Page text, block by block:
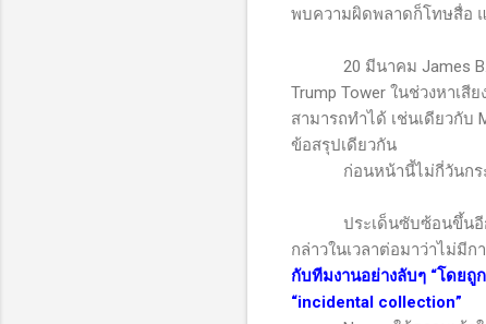
พบความผิดพลาดก็โทษสื่อ
20 มีนาคม James
Trump Tower ในช่วงหาเสีย
สามารถทำได้ เช่นเดียวกับ
ข้อสรุปเดียวกัน
ก่อนหน้านี้ไม่กี่วันก
ประเด็นซับซ้อนขึ้นอี
กล่าวในเวลาต่อมาว่าไม่มีก
กับทีมงานอย่างลับๆ “โดย
“incidental collection”